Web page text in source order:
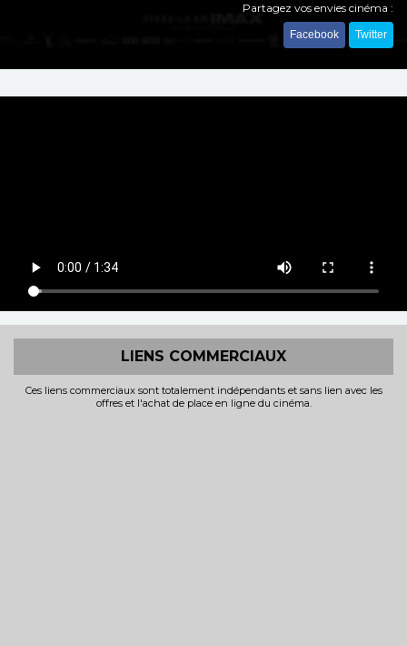
Partagez vos envies cinéma :
Facebook Twitter
LIENS COMMERCIAUX
Ces liens commerciaux sont totalement indépendants et sans lien avec les
offres et l'achat de place en ligne du cinéma.